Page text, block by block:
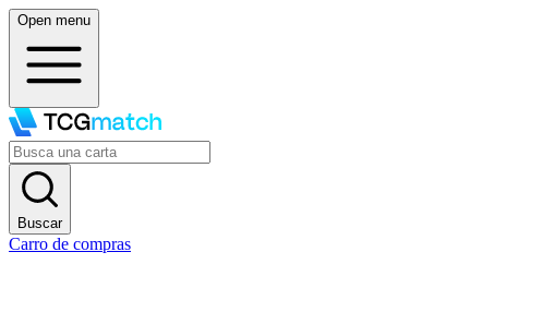
Open menu
Buscar
Carro de compras